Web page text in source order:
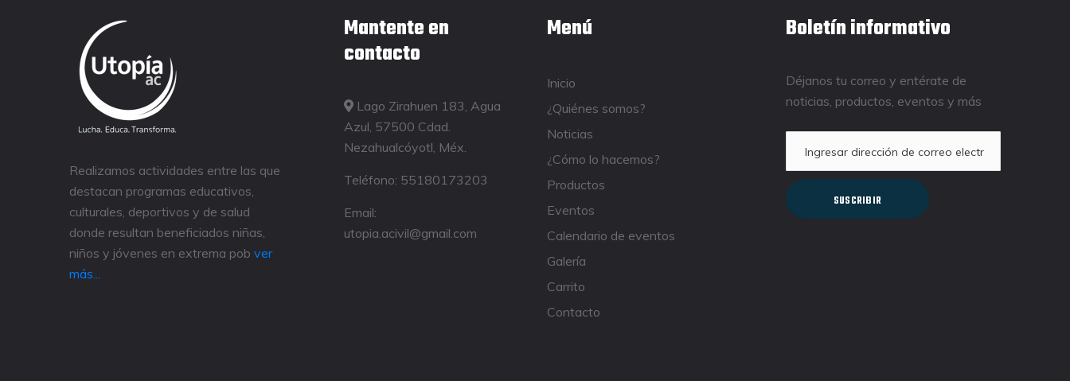
Realizamos actividades entre las que
destacan programas educativos,
culturales, deportivos y de salud
donde resultan beneficiados niñas,
niños y jóvenes en extrema pob ver
más...
Mantente en
contacto
Lago Zirahuen 183, Agua
Azul, 57500 Cdad.
Nezahualcóyotl, Méx.
Teléfono: 55180173203
Email:
utopia.acivil@gmail.com
Menú
Inicio
¿Quiénes somos?
Noticias
¿Cómo lo hacemos?
Productos
Eventos
Calendario de eventos
Galería
Carrito
Contacto
Boletín informativo
Déjanos tu correo y entérate de
noticias, productos, eventos y más
SUSCRIBIR